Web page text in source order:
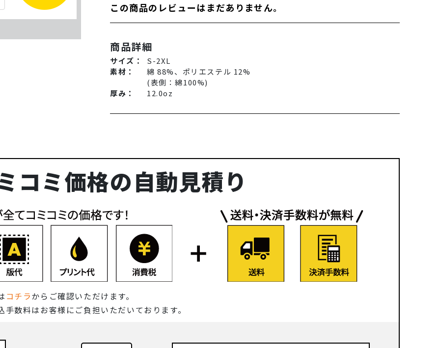
この商品のレビューはまだありません。
商品詳細
サイズ：
S-2XL
素材：
綿 88%、ポリエステル 12%
(表側：綿100%)
厚み：
12.0oz
コミ価格の自動見積り
コチラからご確認いただけます。
数料はお客様にご負担いただいております。